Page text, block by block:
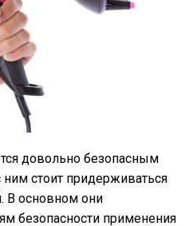
довольно безопасным
стоит придерживаться
В основном они
безопасности применения